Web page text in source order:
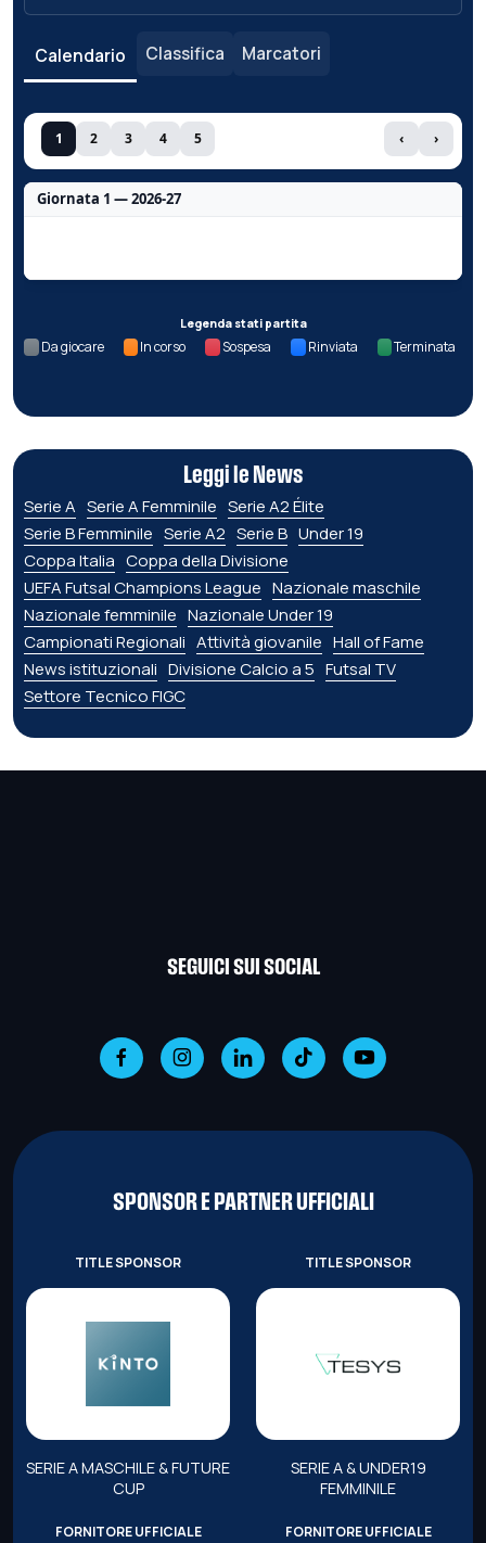
Calendario Classifica Marcatori
1 2 3 4 5 ‹ ›
Giornata 1 — 2026-27
Legenda stati partita
Da giocare In corso Sospesa Rinviata Terminata
Leggi le News
Serie A Serie A Femminile Serie A2 Élite
Serie B Femminile Serie A2 Serie B Under 19
Coppa Italia Coppa della Divisione
UEFA Futsal Champions League Nazionale maschile
Nazionale femminile Nazionale Under 19
Campionati Regionali Attività giovanile Hall of Fame
News istituzionali Divisione Calcio a 5 Futsal TV
Settore Tecnico FIGC
SEGUICI SUI SOCIAL
SPONSOR E PARTNER UFFICIALI
TITLE SPONSOR
SERIE A MASCHILE & FUTURE
CUP
TITLE SPONSOR
SERIE A & UNDER19
FEMMINILE
FORNITORE UFFICIALE FORNITORE UFFICIALE